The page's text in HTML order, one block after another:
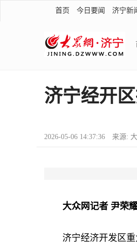
首页 今日要闻 济宁新
济宁经开
2026-05-06 14:37:36 来源:
大众网记者 尹荣
济宁经济开发区重